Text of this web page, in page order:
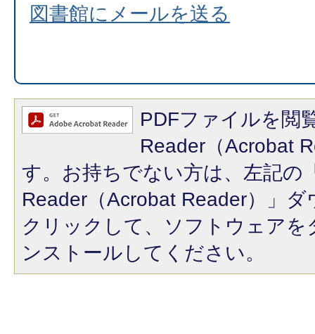
図書館にメールを送る
PDFファイルを閲
Reader（Acrobat
す。お持ちでない方は、左記の
Reader（Acrobat Reader）」
クリックして、ソフトウェア
ンストールしてください。